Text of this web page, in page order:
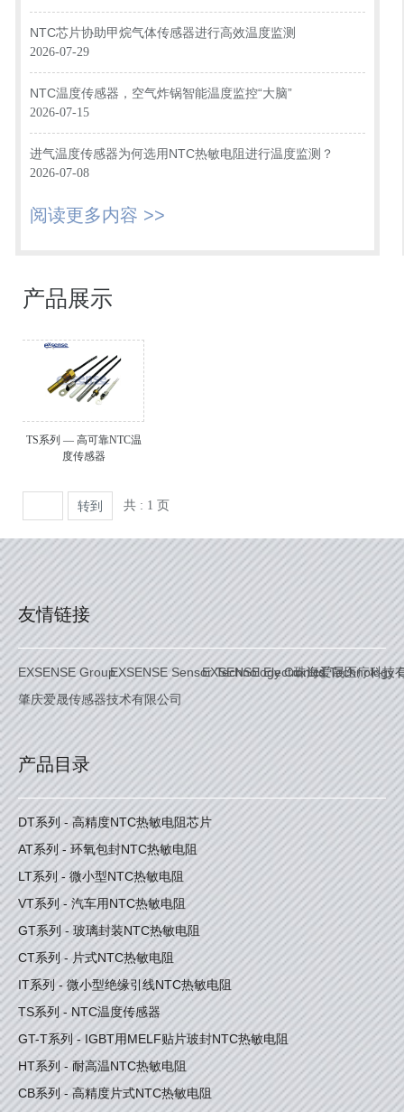
NTC芯片协助甲烷气体传感器进行高效温度监测
2026-07-29
NTC温度传感器，空气炸锅智能温度监控“大脑”
2026-07-15
进气温度传感器为何选用NTC热敏电阻进行温度监测？
2026-07-08
阅读更多内容 >>
产品展示
TS系列 — 高可靠NTC温
度传感器
转到 共 : 1 页
友情链接
EXSENSE GroupEXSENSE Sensor Technology Co. Ltd.
EXSENSE Electronics Technology
珠海爱晟医疗科技
肇庆爱晟传感器技术有限公司
产品目录
DT系列 - 高精度NTC热敏电阻芯片
AT系列 - 环氧包封NTC热敏电阻
LT系列 - 微小型NTC热敏电阻
VT系列 - 汽车用NTC热敏电阻
GT系列 - 玻璃封装NTC热敏电阻
CT系列 - 片式NTC热敏电阻
IT系列 - 微小型绝缘引线NTC热敏电阻
TS系列 - NTC温度传感器
GT-T系列 - IGBT用MELF贴片玻封NTC热敏电阻
HT系列 - 耐高温NTC热敏电阻
CB系列 - 高精度片式NTC热敏电阻